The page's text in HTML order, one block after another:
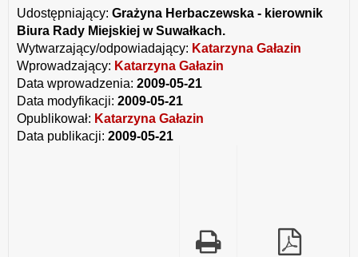
Udostępniający: Grażyna Herbaczewska - kierownik
Biura Rady Miejskiej w Suwałkach.
Wytwarzający/odpowiadający: Katarzyna Gałazin
Wprowadzający: Katarzyna Gałazin
Data wprowadzenia: 2009-05-21
Data modyfikacji: 2009-05-21
Opublikował: Katarzyna Gałazin
Data publikacji: 2009-05-21